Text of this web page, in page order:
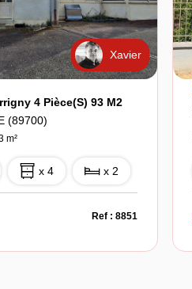
Xavier
4 Pièce(s) 93 M2
(89700)
m²
x 4 x 2
Ref : 8851